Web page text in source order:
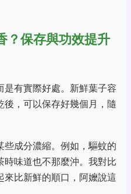
？保存與功效提升
有實際好處。新鮮葉子容
，可以保存好幾個月，隨
成分濃縮。例如，驅蚊的
味道也不那麼沖。我對比
比新鮮的順口，阿嬤說這